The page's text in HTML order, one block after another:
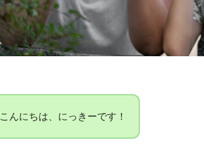
こんにちは、にっきーです！